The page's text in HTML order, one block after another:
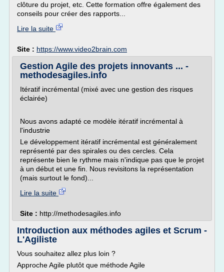
clôture du projet, etc. Cette formation offre également des
conseils pour créer des rapports...
Lire la suite
Site : https://www.video2brain.com
Gestion Agile des projets innovants ... -
methodesagiles.info
Itératif incrémental (mixé avec une gestion des risques
éclairée)
Nous avons adapté ce modèle itératif incrémental à
l'industrie
Le développement itératif incrémental est généralement
représenté par des spirales ou des cercles. Cela
représente bien le rythme mais n'indique pas que le projet
à un début et une fin. Nous revisitons la représentation
(mais surtout le fond)...
Lire la suite
Site : http://methodesagiles.info
Introduction aux méthodes agiles et Scrum -
L'Agiliste
Vous souhaitez allez plus loin ?
Approche Agile plutôt que méthode Agile